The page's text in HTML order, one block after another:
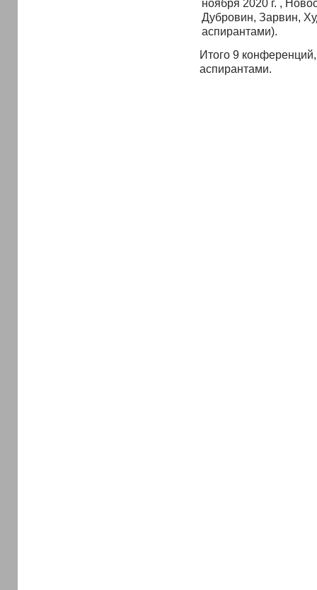
ноября 2020 г. ,
Дубровин, Зарвин,
аспирантами).
Итого 9
аспирантами.